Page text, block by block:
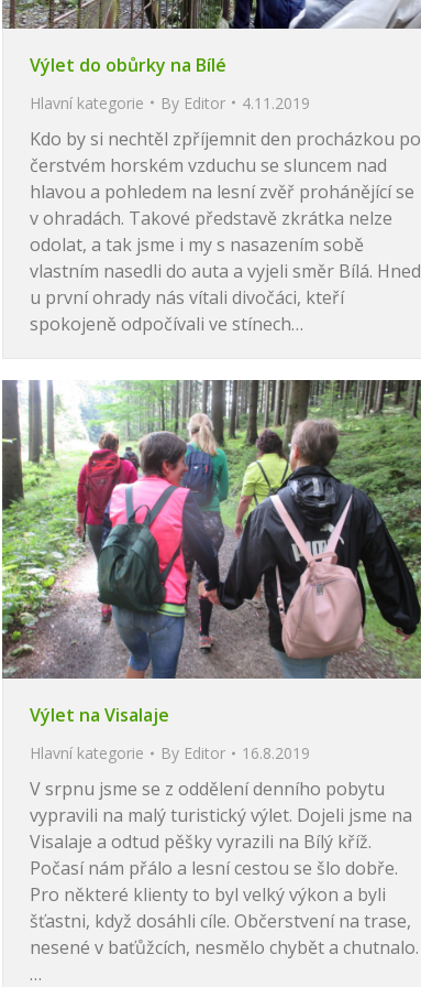
Výlet do obůrky na Bílé
Hlavní kategorie By Editor 4.11.2019
Kdo by si nechtěl zpříjemnit den procházkou po
čerstvém horském vzduchu se sluncem nad
hlavou a pohledem na lesní zvěř prohánějící se
v ohradách. Takové představě zkrátka nelze
odolat, a tak jsme i my s nasazením sobě
vlastním nasedli do auta a vyjeli směr Bílá. Hned
u první ohrady nás vítali divočáci, kteří
spokojeně odpočívali ve stínech…
Výlet na Visalaje
Hlavní kategorie By Editor 16.8.2019
V srpnu jsme se z oddělení denního pobytu
vypravili na malý turistický výlet. Dojeli jsme na
Visalaje a odtud pěšky vyrazili na Bílý kříž.
Počasí nám přálo a lesní cestou se šlo dobře.
Pro některé klienty to byl velký výkon a byli
šťastni, když dosáhli cíle. Občerstvení na trase,
nesené v baťůžcích, nesmělo chybět a chutnalo.
…